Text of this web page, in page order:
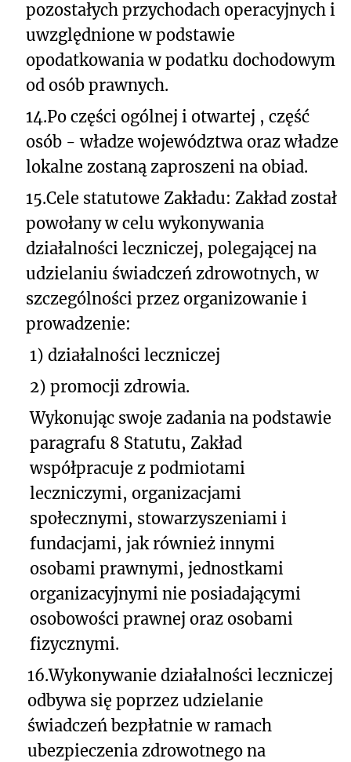
pozostałych przychodach operacyjnych i
uwzględnione w podstawie
opodatkowania w podatku dochodowym
od osób prawnych.
14.Po części ogólnej i otwartej , część
osób - władze województwa oraz władze
lokalne zostaną zaproszeni na obiad.
15.Cele statutowe Zakładu: Zakład został
powołany w celu wykonywania
działalności leczniczej, polegającej na
udzielaniu świadczeń zdrowotnych, w
szczególności przez organizowanie i
prowadzenie:
1) działalności leczniczej
2) promocji zdrowia.
Wykonując swoje zadania na podstawie
paragrafu 8 Statutu, Zakład
współpracuje z podmiotami
leczniczymi, organizacjami
społecznymi, stowarzyszeniami i
fundacjami, jak również innymi
osobami prawnymi, jednostkami
organizacyjnymi nie posiadającymi
osobowości prawnej oraz osobami
fizycznymi.
16.Wykonywanie działalności leczniczej
odbywa się poprzez udzielanie
świadczeń bezpłatnie w ramach
ubezpieczenia zdrowotnego na